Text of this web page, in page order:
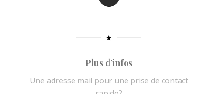
Plus d’infos
Une adresse mail pour une prise de contact